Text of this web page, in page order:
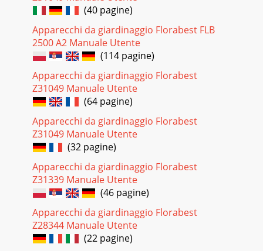
(40 pagine)
Apparecchi da giardinaggio Florabest FLB
2500 A2 Manuale Utente
(114 pagine)
Apparecchi da giardinaggio Florabest
Z31049 Manuale Utente
(64 pagine)
Apparecchi da giardinaggio Florabest
Z31049 Manuale Utente
(32 pagine)
Apparecchi da giardinaggio Florabest
Z31339 Manuale Utente
(46 pagine)
Apparecchi da giardinaggio Florabest
Z28344 Manuale Utente
(22 pagine)